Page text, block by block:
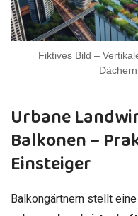
Fiktives Bild –
Urbane
Balkonen –
Einsteiger
Balkongärtnern stellt